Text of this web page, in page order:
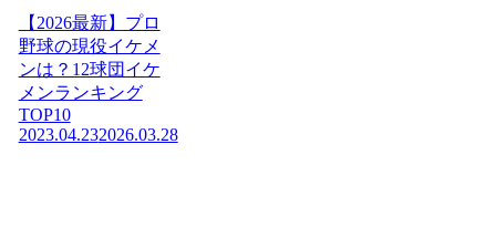
【2026最新】プロ
野球の現役イケメ
ンは？12球団イケ
メンランキング
TOP10
2023.04.232026.03.28